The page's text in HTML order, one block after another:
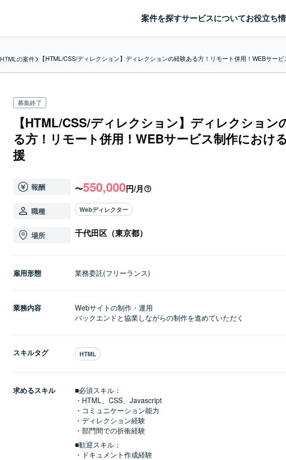
案件を探すサービスについてお役立ち
HTMLの案件> 【HTML/CSS/ディレクション】ディレクションの経験ある方！リモート併用！WEBサー
募集終了
【HTML/CSS/ディレクション】ディレクション
る方！リモート併用！WEBサービス制作におけ
援
報酬 〜550,000円/月
職種 Webディレクター
場所 千代田区（東京都）
雇用形態 業務委託(フリーランス)
業務内容
Webサイトの制作・運用
バックエンドと協業しながらの制作を進めていただく
スキルタグ HTML
求めるスキル
■必須スキル：
・HTML、CSS、Javascript
・コミュニケーション能力
・ディレクション経験
・部門間での折衝経験
■歓迎スキル：
・ドキュメント作成経験